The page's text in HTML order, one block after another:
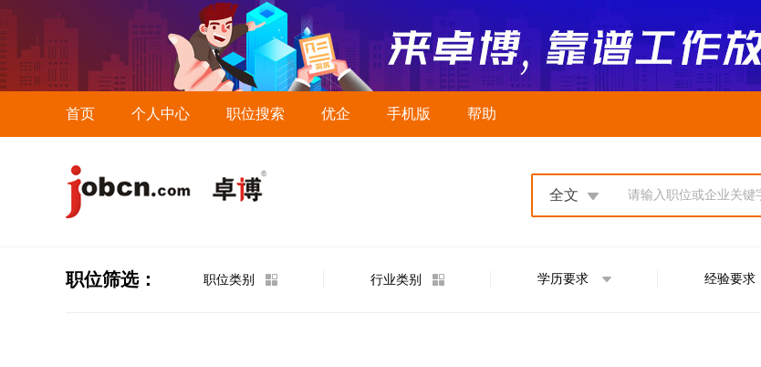
首页 个人中心 职位搜索 优企 手机版 帮助
请输入职位或企业关键
全文
职位筛选： 职位类别 行业类别 学历要求 经验要求